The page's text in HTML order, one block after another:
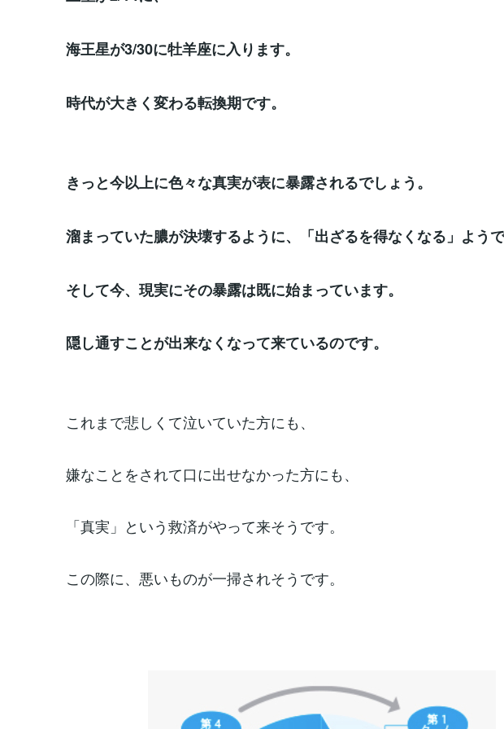
海王星が3/30に牡羊座に入ります。
時代が大きく変わる転換期です。
きっと今以上に色々な真実が表に暴露されるでしょう。
溜まっていた膿が決壊するように、「出ざるを得なくなる」よう
そして今、現実にその暴露は既に始まっています。
隠し通すことが出来なくなって来ているのです。
これまで悲しくて泣いていた方にも、
嫌なことをされて口に出せなかった方にも、
「真実」という救済がやって来そうです。
この際に、悪いものが一掃されそうです。